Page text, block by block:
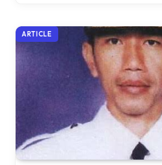
ARTICLE